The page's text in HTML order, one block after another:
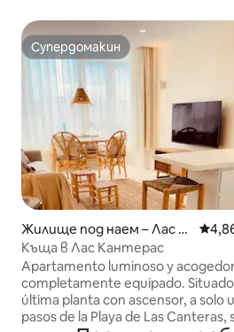
Супердомакин
Супердомакин
Жилище под наем – Лас П
алмас де Гран Канария
Къща в Лас Кантерас
Apartamento luminoso y
completamente equipado.
última planta con ascensor, a solo
pasos de la Playa de Las Canteras,